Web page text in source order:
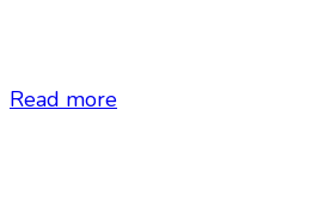
Read more